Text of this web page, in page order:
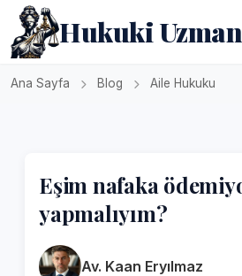
Hukuki Uzman
Ana Sayfa Blog Aile Hukuku
Eşim nafaka
yapmalıyım?
Av. Kaan Eryılmaz